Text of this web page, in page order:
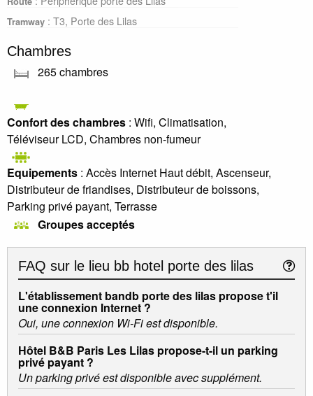
Tramway : T3, Porte des Lilas
Chambres
265 chambres
Confort des chambres : Wifi, Climatisation,
Téléviseur LCD, Chambres non-fumeur
Equipements : Accès Internet Haut débit, Ascenseur,
Distributeur de friandises, Distributeur de boissons,
Parking privé payant, Terrasse
Groupes acceptés
FAQ sur le lieu bb hotel porte des lilas
L'établissement bandb porte des lilas propose t'il
une connexion Internet ?
Oui, une connexion Wi-Fi est disponible.
Hôtel B&B Paris Les Lilas propose-t-il un parking
privé payant ?
Un parking privé est disponible avec supplément.